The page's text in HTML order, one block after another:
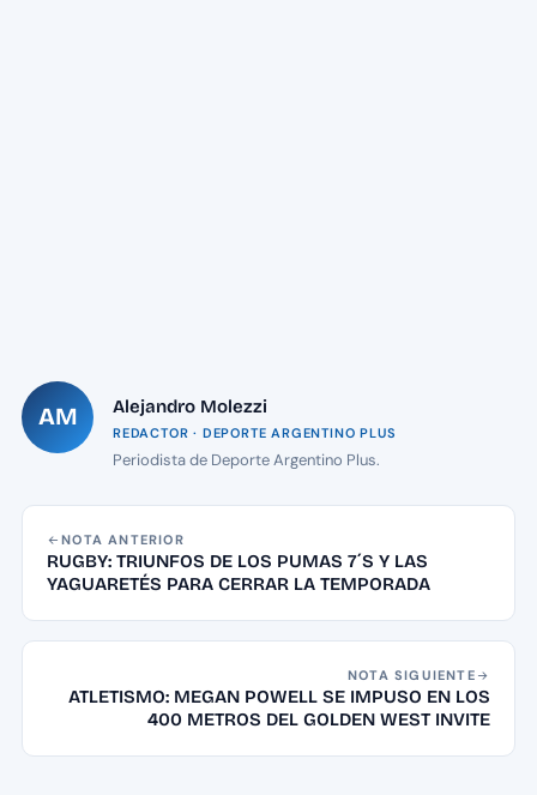
AM Alejandro Molezzi
REDACTOR · DEPORTE ARGENTINO PLUS
Periodista de Deporte Argentino Plus.
NOTA ANTERIOR
RUGBY: TRIUNFOS DE LOS PUMAS 7´S Y LAS
YAGUARETÉS PARA CERRAR LA TEMPORADA
NOTA SIGUIENTE
ATLETISMO: MEGAN POWELL SE IMPUSO EN LOS
400 METROS DEL GOLDEN WEST INVITE